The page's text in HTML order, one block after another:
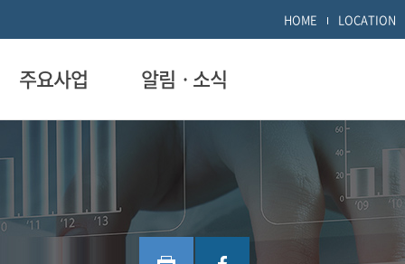
HOME LOCATION
주요사업 알림ㆍ소식